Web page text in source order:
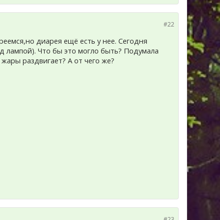
#22
диарея ещё есть у нее. Сегодня
лампой). Что бы это могло быть? Подумала
раздвигает? А от чего же?